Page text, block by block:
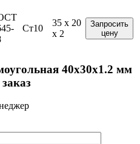
Ст10
35 x 20
x 2
Запросить
цену
40x30x1.2 мм